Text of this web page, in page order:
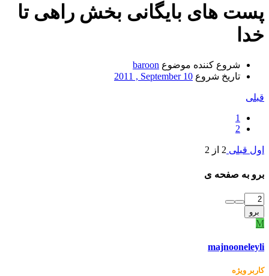
پست های بایگانی بخش راهی تا
خدا
شروع کننده موضوع baroon
تاریخ شروع 2011 , September 10
قبلی
2
اول قبلی 2 از 2
برو به صفحه ی
برو
M
majnooneleyli
کاربر ويژه